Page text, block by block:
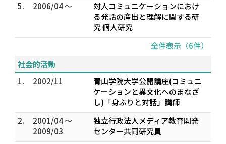
5.
2006/04 ～
対人コミュニケーションにおけ
る発話の産出と理解に関する研
究 個人研究
全件表示（6件）
社会的活動
1.
2002/11
青山学院大学公開講座(コミュニ
ケーションと異文化へのまなざ
し)「身ぶりと対話」講師
2.
2001/04 ～
2009/03
独立行政法人メディア教育開発
センター共同研究員